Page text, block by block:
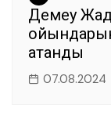
Демеу
атанды
07.08.2024